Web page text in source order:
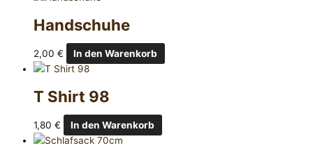
Handschuhe
2,00 € In den Warenkorb
T Shirt 98
1,80 € In den Warenkorb